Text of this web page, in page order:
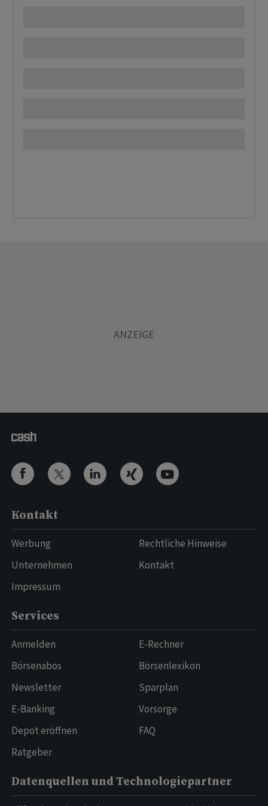
Kontakt
Werbung
Unternehmen
Impressum
Rechtliche Hinweise
Kontakt
Services
Anmelden
Börsenabos
Newsletter
E-Banking
Depot eröffnen
Ratgeber
E-Rechner
Börsenlexikon
Sparplan
Vorsorge
FAQ
Datenquellen und Technologiepartner